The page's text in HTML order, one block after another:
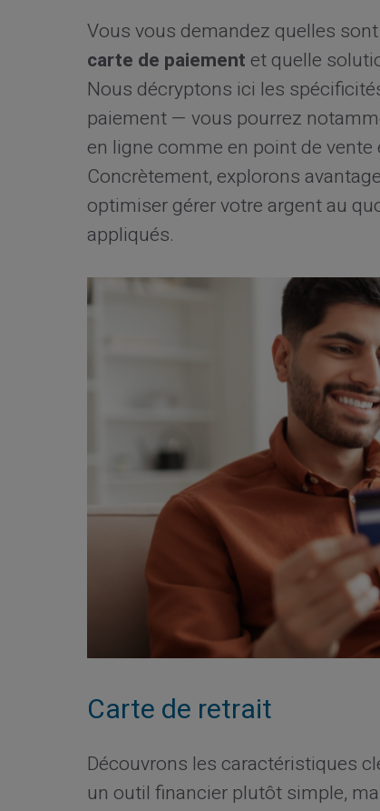
Vous vous demandez quelles
carte de paiementet quelle
Nous décryptons ici les
paiement — vous pourrez
en ligne comme en point de
Concrètement, explorons
optimiser gérer votre argent au
appliqués.
Carte de retrait
Découvrons les caractéristiques
un outil financier plutôt simple,